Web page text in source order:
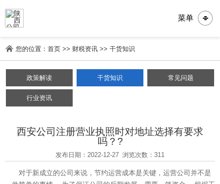
菜单
您的位置：首页 >> 财税资讯 >>干货知识
政策解读 干货知识 常见问题
行业资讯
西安公司注册营业执照时对地址选择有要求
吗？?
发布日期：2022-12-27 浏览次数：311
对于新成立的公司来说，节约运营成本是关键，运营公司并不是